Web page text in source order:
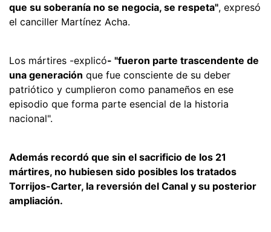
que su soberanía no se negocia, se respeta", expresó
el canciller Martínez Acha.
Los mártires -explicó- "fueron parte trascendente de
una generación que fue consciente de su deber
patriótico y cumplieron como panameños en ese
episodio que forma parte esencial de la historia
nacional".
Además recordó que sin el sacrificio de los 21
mártires, no hubiesen sido posibles los tratados
Torrijos-Carter, la reversión del Canal y su posterior
ampliación.